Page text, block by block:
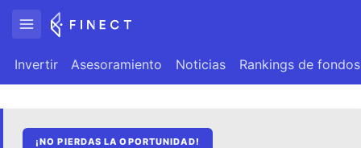
Invertir Asesoramiento Noticias Rankings de fondos
¡NO PIERDAS LA OPORTUNIDAD!